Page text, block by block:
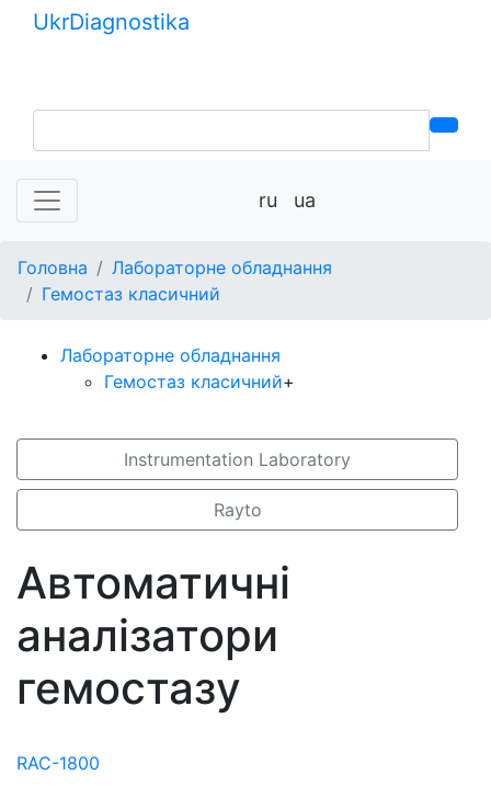
UkrDiagnostika
ru ua
Головна
Лабораторне обладнання
Гемостаз класичний
Лабораторне обладнання
Гемостаз класичний+
Instrumentation Laboratory
Rayto
Автоматичні
аналізатори
гемостазу
RAC-1800